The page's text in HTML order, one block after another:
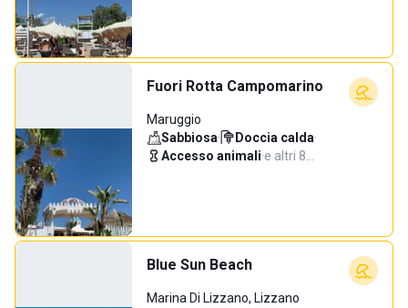
Fuori Rotta Campomarino
Maruggio
Sabbiosa· Doccia calda·
Accesso animali·e altri 8…
Blue Sun Beach
Marina Di Lizzano, Lizzano